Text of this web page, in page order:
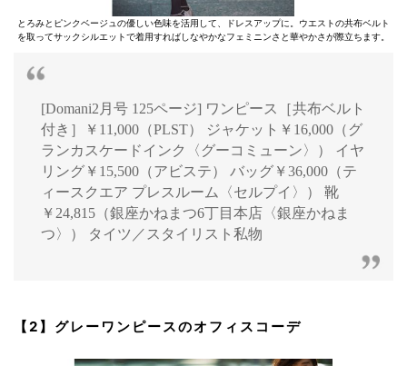
とろみとピンクベージュの優しい色味を活用して、ドレスアップに。ウエストの共布ベルト
を取ってサックシルエットで着用すればしなやかなフェミニンさと華やかさが際立ちます。
[Domani2月号 125ページ] ワンピース［共布ベルト
付き］￥11,000（PLST） ジャケット￥16,000（グ
ランカスケードインク〈グーコミューン〉） イヤ
リング￥15,500（アビステ） バッグ￥36,000（テ
ィースクエア プレスルーム〈セルプイ〉） 靴
￥24,815（銀座かねまつ6丁目本店〈銀座かねま
つ〉） タイツ／スタイリスト私物
【2】グレーワンピースのオフィスコーデ